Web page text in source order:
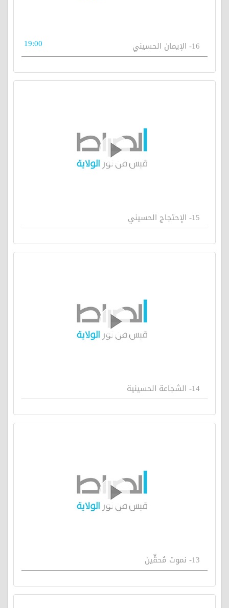
16- الإيمان الحسيني 19:00
15- الإحتجاج الحسيني
14- الشجاعة الحسينية
13- نموت مُحقِّين